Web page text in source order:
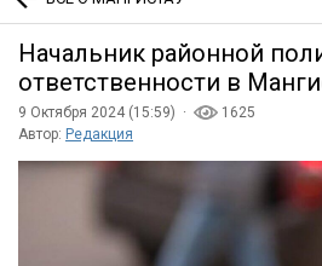
Начальник районной
ответственности в
9 Октября 2024 (15:59) ·
1625
Автор: Редакция